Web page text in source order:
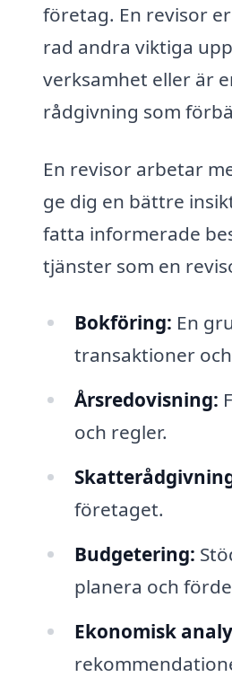
företag. En revisor
rad andra viktiga
verksamhet eller är
rådgivning som
En revisor arbetar
ge dig en bättre
fatta informerade
tjänster som en
Bokföring: En
transaktioner
Årsredovisning:
och regler.
företaget.
Budgetering:
planera och
Ekonomisk